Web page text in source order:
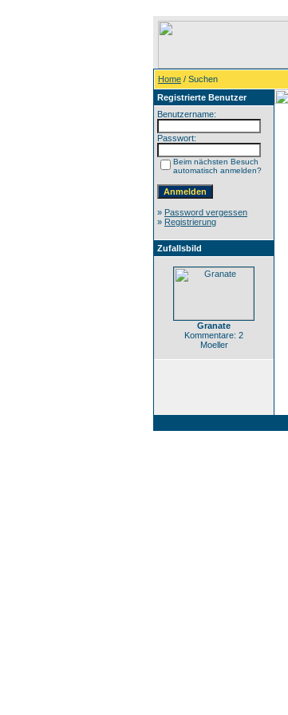
Home / Suchen
Registrierte Benutzer
Benutzername:
Passwort:
Beim nächsten Besuch
automatisch anmelden?
» Password vergessen
» Registrierung
Zufallsbild
Granate
Kommentare: 2
Moeller